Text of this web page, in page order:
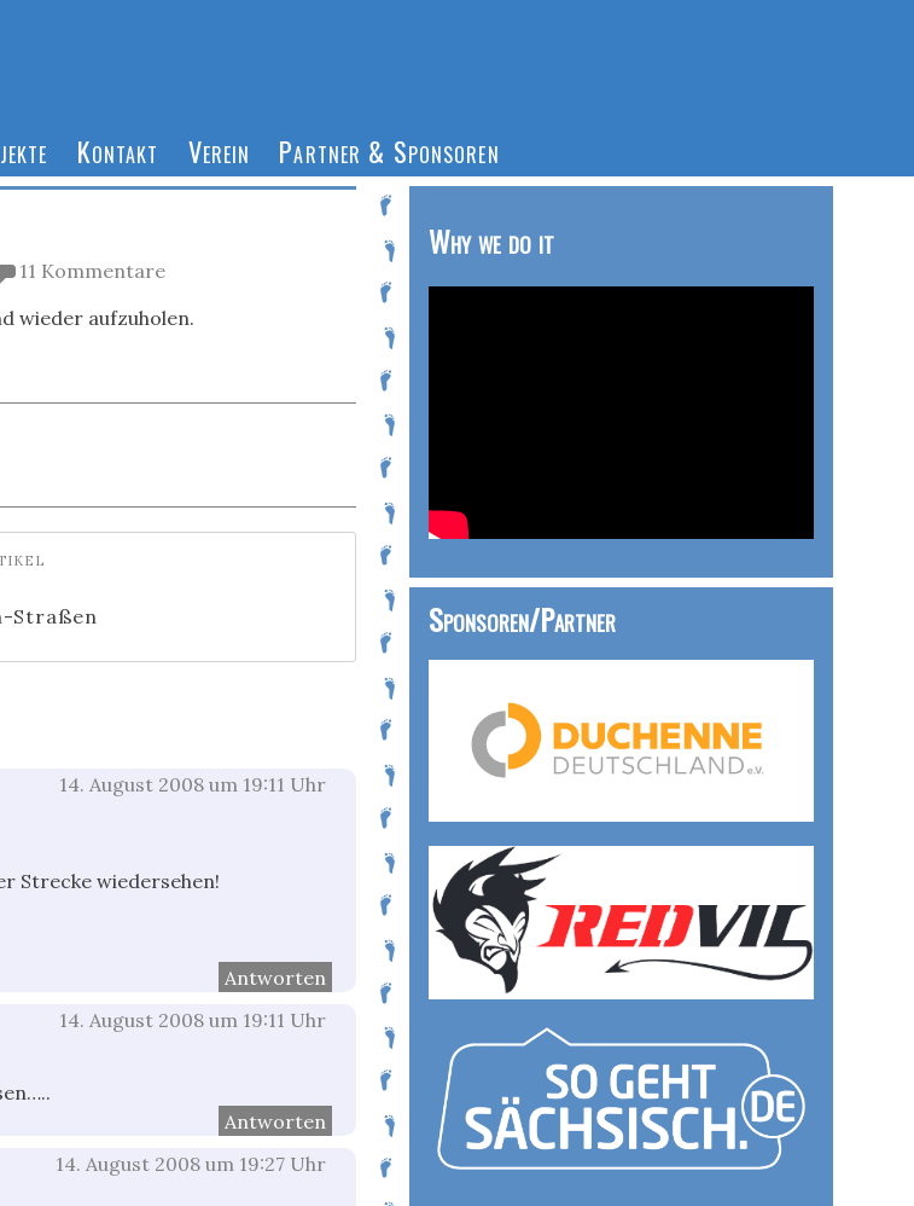
Kontakt Verein Partner & Sponsoren
11 Kommentare
wieder aufzuholen.
Straßen
14. August 2008 um 19:11 Uhr
Strecke wiedersehen!
Antworten
14. August 2008 um 19:11 Uhr
Antworten
14. August 2008 um 19:27 Uhr
Why we do it
Sponsoren/Partner